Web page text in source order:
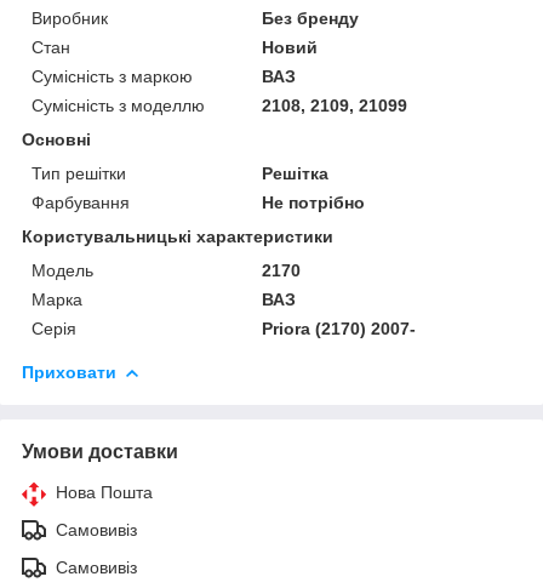
Виробник
Без бренду
Стан
Новий
Сумісність з маркою
ВАЗ
Сумісність з моделлю
2108, 2109, 21099
Основні
Тип решітки
Решітка
Фарбування
Не потрібно
Користувальницькі характеристики
Мoдель
2170
Марка
ВАЗ
Серія
Priora (2170) 2007-
Приховати
Умови доставки
Нова Пошта
Самовивіз
Самовивіз